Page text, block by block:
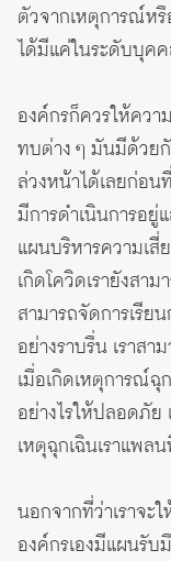
ตัวจากเหตุการณ์ห
ได้มีแค่ในระดับบุค
องค์กรก็ควรให้ควา
ทบต่าง ๆ มันมีด้วย
ล่วงหน้าได้เลยก่อ
มีการดำเนินการอ
แผนบริหารความเสี่
เกิดโควิดเรายังสาม
สามารถจัดการเรีย
อย่างราบรื่น เราสา
เมื่อเกิดเหตุการณ์
อย่างไรให้ปลอดภัย
เหตุฉุกเฉินเราแพล
นอกจากที่ว่าเราจะ
องค์กรเองมีแผนรั